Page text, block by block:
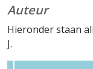
Auteur
Hieronder staan
J.